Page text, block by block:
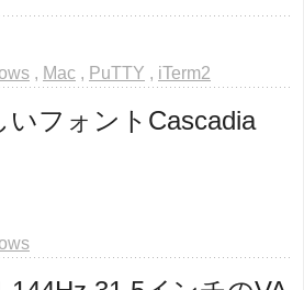
, Mac , PuTTY , iTerm2
いフォントCascadia